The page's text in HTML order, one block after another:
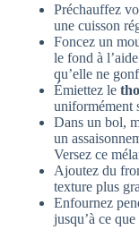
Préchauffez
une cuisson
Foncez un
le fond à
qu’elle ne
Émiettez le
uniformément
Dans un bol,
un
Versez ce
Ajoutez du
texture plus
Enfournez
jusqu’à ce